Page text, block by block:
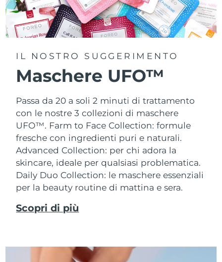
IL NOSTRO SUGGERIMENTO
Maschere UFO™
Passa da 20 a soli 2 minuti di trattamento
con le nostre 3 collezioni di maschere
UFO™. Farm to Face Collection: formule
fresche con ingredienti puri e naturali.
Advanced Collection: per chi adora la
skincare, ideale per qualsiasi problematica.
Daily Duo Collection: le maschere essenziali
per la beauty routine di mattina e sera.
Scopri di più